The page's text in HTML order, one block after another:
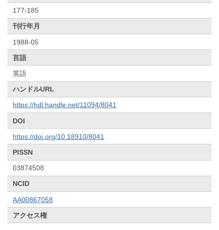
177-185
刊行年月
1988-05
言語
英語
ハンドルURL
https://hdl.handle.net/11094/8041
DOI
https://doi.org/10.18910/8041
PISSN
03874508
NCID
AA00867058
アクセス権